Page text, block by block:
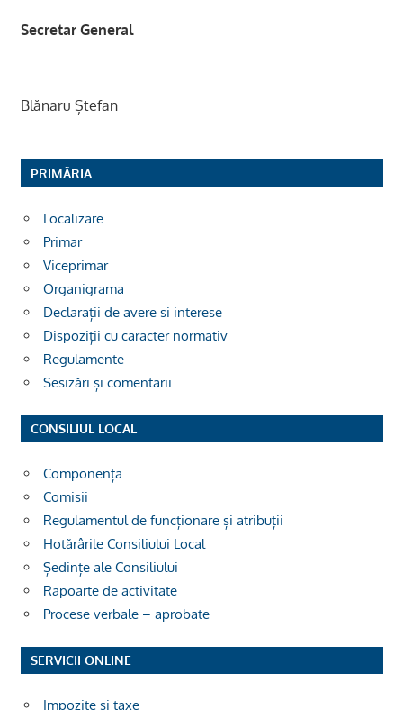
Secretar General
Blănaru Ștefan
PRIMĂRIA
Localizare
Primar
Viceprimar
Organigrama
Declarații de avere si interese
Dispoziții cu caracter normativ
Regulamente
Sesizări și comentarii
CONSILIUL LOCAL
Componența
Comisii
Regulamentul de funcționare și atribuții
Hotărârile Consiliului Local
Ședințe ale Consiliului
Rapoarte de activitate
Procese verbale – aprobate
SERVICII ONLINE
Impozite și taxe